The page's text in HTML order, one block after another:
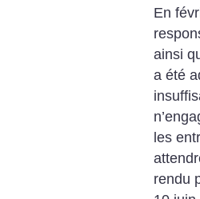
En
ainsi
a été
les
rendu